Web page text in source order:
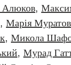
,
, Марія
, Микола
, Мурад